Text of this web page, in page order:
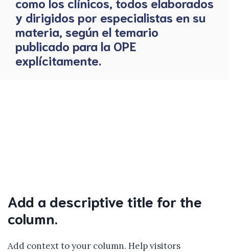
y dirigidos por especialistas en su
materia, según el temario
publicado para la OPE
explícitamente.
Add a descriptive title for the
column.
Add context to your column. Help visitors